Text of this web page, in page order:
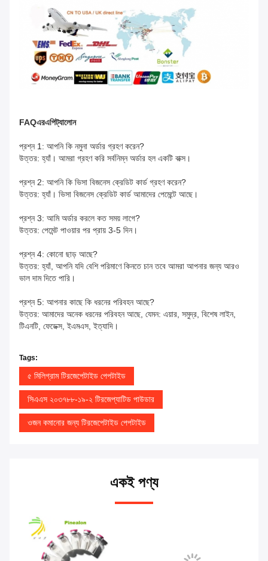
FAQএরএপিট্যালোন
প্রশ্ন 1: আপনি কি নমুনা অর্ডার গ্রহণ করেন?
উত্তর: হ্যাঁ। আমরা গ্রহণ করি সর্বনিম্ন অর্ডার হল একটি বাক্স।
প্রশ্ন 2: আপনি কি ভিসা বিজনেস ক্রেডিট কার্ড গ্রহণ করেন?
উত্তর: হ্যাঁ। ভিসা বিজনেস ক্রেডিট কার্ড আমাদের পেমেন্টে আছে।
প্রশ্ন 3: আমি অর্ডার করলে কত সময় লাগে?
উত্তর: পেমেন্ট পাওয়ার পর প্রায় 3-5 দিন।
প্রশ্ন 4: কোনো ছাড় আছে?
উত্তর: হ্যাঁ, আপনি যদি বেশি পরিমাণে কিনতে চান তবে আমরা আপনার জন্য আরও
ভাল দাম দিতে পারি।
প্রশ্ন 5: আপনার কাছে কি ধরনের পরিবহন আছে?
উত্তর: আমাদের অনেক ধরনের পরিবহন আছে, যেমন: এয়ার, সমুদ্র, বিশেষ লাইন,
টিএনটি, ফেডেক্স, ইএমএস, ইত্যাদি।
Tags:
৫ মিলিগ্রাম টিরজেপেটাইড পেপটাইড
সিএএস ২০৩৭৮৮-১৯-২ টিরজেপ্যাটিড পাউডার
ওজন কমানোর জন্য টিরজেপেটাইড পেপটাইড
একই পণ্য